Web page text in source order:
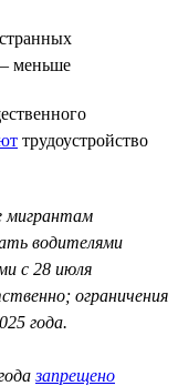
меньше
трудоустройство
мигрантам
водителями
с 28 июля
ограничения
года.
запрещено